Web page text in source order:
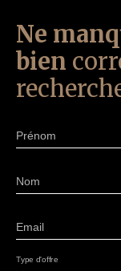
Ne
bien
Prénom
Nom
Email
Type d'offre